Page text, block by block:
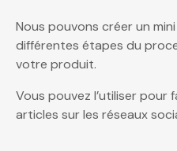
Nous pouvons créer un
différentes étapes du
votre produit.
Vous pouvez l’utiliser pour
articles sur les réseaux